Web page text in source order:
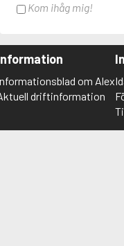
Kom ihåg mig!
om Alex
driftinformation